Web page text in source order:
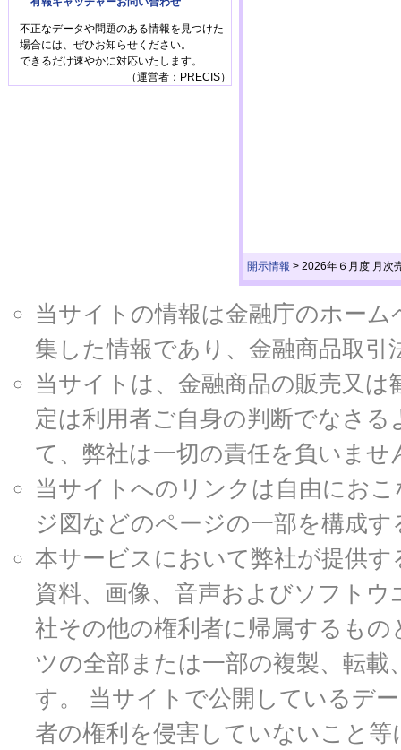
開示情報 > 2026年６月度 月次
不正なデータや問題のある情報を見つけた
場合には、ぜひお知らせください。
できるだけ速やかに対応いたします。
（運営者：PRECIS）
当サイトの情報は金融庁のホー
集した情報であり、金融商品取
当サイトは、金融商品の販売又
定は利用者ご自身の判断でなさ
て、弊社は一切の責任を負いませ
当サイトへのリンクは自由にお
ジ図などのページの一部を構成
本サービスにおいて弊社が提供
資料、画像、音声およびソフト
社その他の権利者に帰属するも
ツの全部または一部の複製、転
す。 当サイトで公開しているデ
者の権利を侵害していないこと